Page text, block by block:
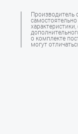
Производитель
о комплекте
могут